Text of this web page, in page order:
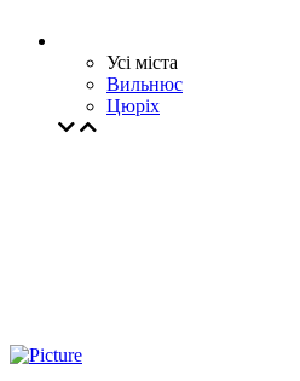
Усі міста
Вильнюс
Цюрiх